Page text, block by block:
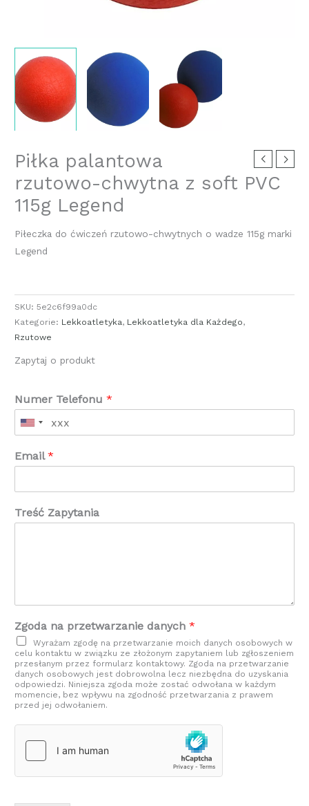
Piłka palantowa
rzutowo-chwytna z soft PVC
115g Legend
Piłeczka do ćwiczeń rzutowo-chwytnych o wadze 115g marki
Legend
SKU:5e2c6f99a0dc
Kategorie: Lekkoatletyka, Lekkoatletyka dla Każdego,
Rzutowe
Zapytaj o produkt
Numer Telefonu*
Email*
Treść Zapytania
Zgoda na przetwarzanie danych*
Wyrażam zgodę na przetwarzanie moich danych osobowych w
celu kontaktu w związku ze złożonym zapytaniem lub zgłoszeniem
przesłanym przez formularz kontaktowy. Zgoda na przetwarzanie
danych osobowych jest dobrowolna lecz niezbędna do uzyskania
odpowiedzi. Niniejsza zgoda może zostać odwołana w każdym
momencie, bez wpływu na zgodność przetwarzania z prawem
przed jej odwołaniem.